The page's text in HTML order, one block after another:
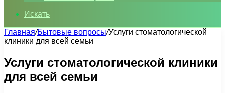
Искать
Главная/Бытовые вопросы/Услуги стоматологической
клиники для всей семьи
Услуги стоматологической клиники
для всей семьи